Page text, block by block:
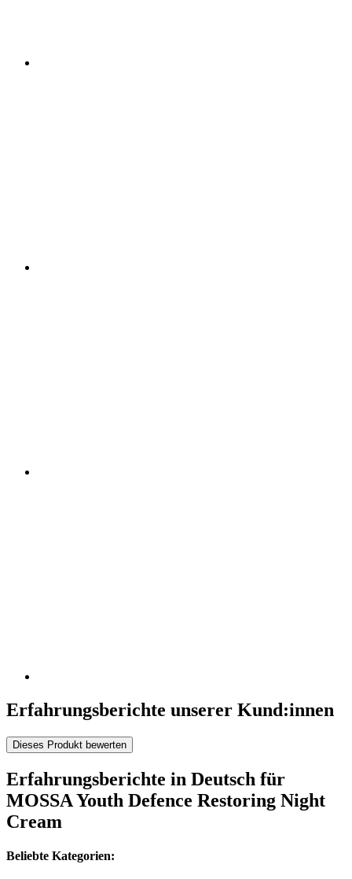
Erfahrungsberichte unserer Kund:innen
Dieses Produkt bewerten
Erfahrungsberichte in Deutsch für
MOSSA Youth Defence Restoring Night
Cream
Beliebte Kategorien: